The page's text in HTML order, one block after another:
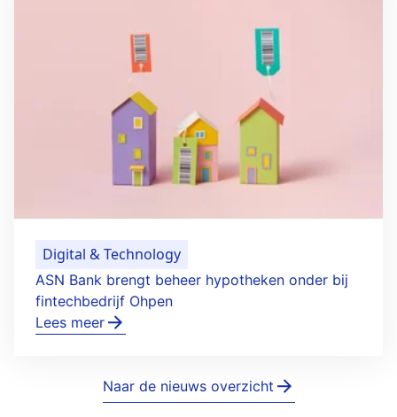
Digital & Technology
ASN Bank brengt beheer hypotheken onder bij
fintechbedrijf Ohpen
Lees meer
Naar de nieuws overzicht